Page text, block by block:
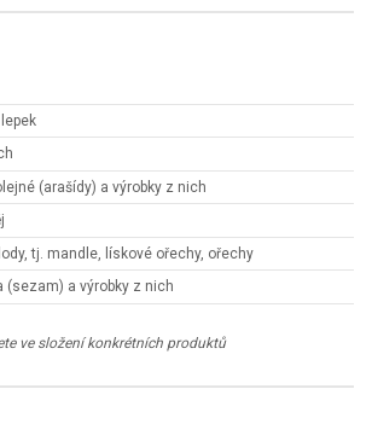
(arašídy) a výrobky z nich
tj. mandle, lískové ořechy, ořechy
(sezam) a výrobky z nich
ve složení konkrétních produktů